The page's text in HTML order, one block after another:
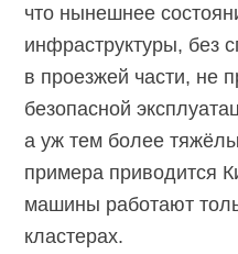
что нынешнее
инфраструктуры, без
в проезжей части, не
безопасной
а уж тем более
примера приводится
машины работают
кластерах.